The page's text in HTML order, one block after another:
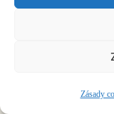
Zásady